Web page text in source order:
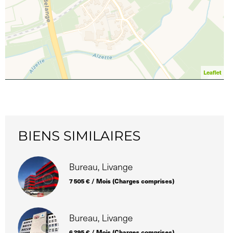
Leaflet
BIENS SIMILAIRES
Bureau, Livange
7 505 € / Mois (Charges comprises)
Bureau, Livange